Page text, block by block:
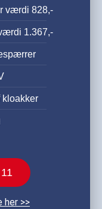
værdi 828,-
1.367,-
kloakker
her >>